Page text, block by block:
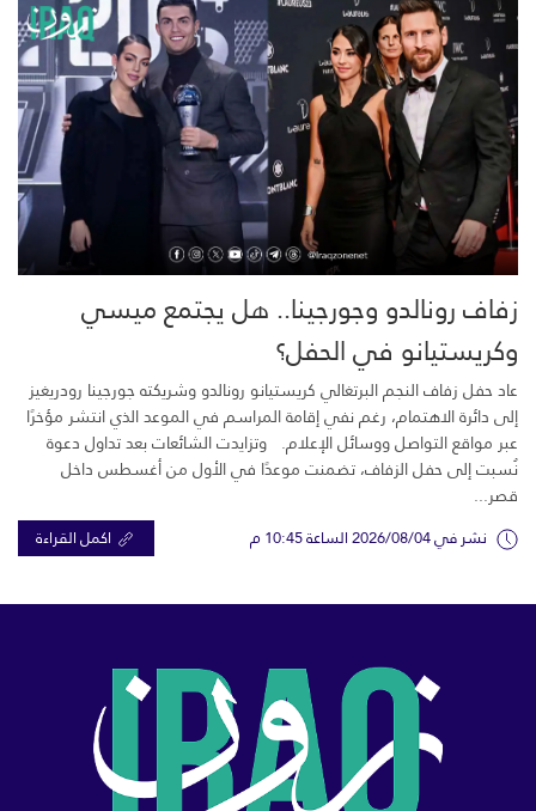
زفاف رونالدو وجورجينا.. هل يجتمع ميسي
وكريستيانو في الحفل؟
عاد حفل زفاف النجم البرتغالي كريستيانو رونالدو وشريكته جورجينا رودريغيز
إلى دائرة الاهتمام، رغم نفي إقامة المراسم في الموعد الذي انتشر مؤخرًا
عبر مواقع التواصل ووسائل الإعلام. وتزايدت الشائعات بعد تداول دعوة
نُسبت إلى حفل الزفاف، تضمنت موعدًا في الأول من أغسطس داخل
قصر...
نشر في 2026/08/04 الساعة 10:45 م اكمل القراءة